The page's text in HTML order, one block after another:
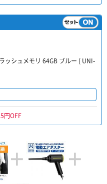
ッシュメモリ 64GB ブルー ( UNI-
円OFF
+
+